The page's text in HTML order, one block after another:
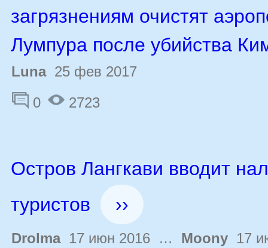
загрязнениям очистят
Лумпура после убийства
Luna25 фев 2017
0
2723
Остров Лангкави вводит
туристов
››
Drolma17 июн 2016 … Moony 17